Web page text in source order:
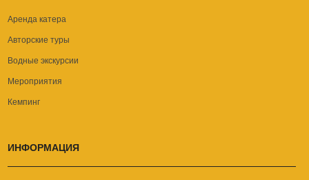
Аренда катера
Авторские туры
Водные экскурсии
Мероприятия
Кемпинг
ИНФОРМАЦИЯ